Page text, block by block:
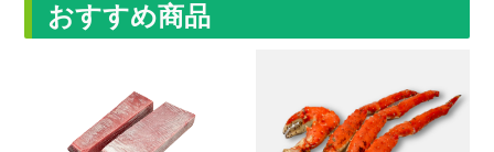
おすすめ商品